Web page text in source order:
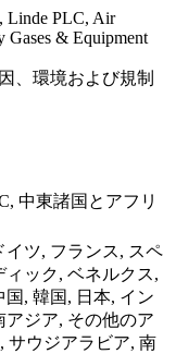
Linde PLC, Air
Gases & Equipment
、環境および規制
中東諸国とアフリ
イツ, フランス, スペ
ィック, ベネルクス,
, 韓国, 日本, イン
アジア, その他のア
サウジアラビア, 南